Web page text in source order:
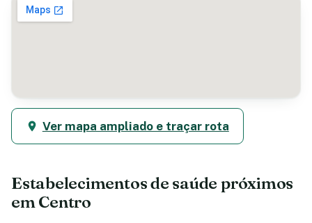
Ver mapa ampliado e traçar rota
Estabelecimentos de saúde próximos
em Centro